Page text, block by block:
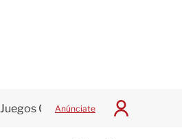
Juegos Centroamericanos
Anúnciate
I